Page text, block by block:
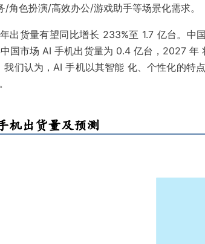
角色扮演/高效办公/游戏助手等场景化需求。
出货量有望同比增长 233%至 1.7 亿台。中
国市场 AI 手机出货量为 0.4 亿台，2027 年
们认为，AI 手机以其智能 化、个性化的特